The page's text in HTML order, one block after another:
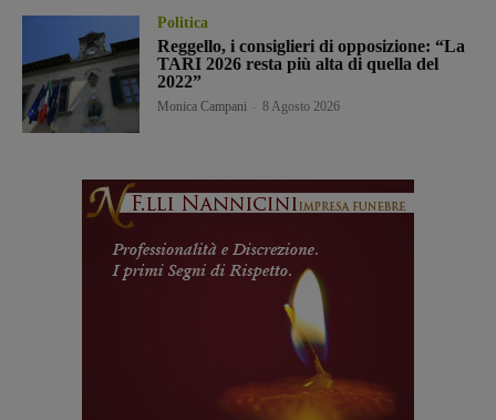
Politica
Reggello, i consiglieri di opposizione: “La
TARI 2026 resta più alta di quella del
2022”
Monica Campani 8 Agosto 2026